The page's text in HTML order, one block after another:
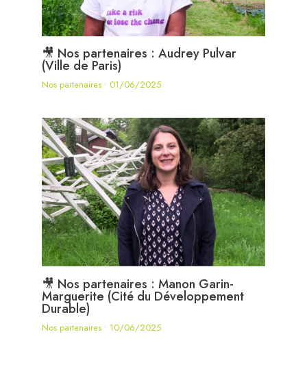
🎥 Nos partenaires : Audrey Pulvar
(Ville de Paris)
Nos partenaires • 01/06/2025
🎥 Nos partenaires : Manon Garin-
Marguerite (Cité du Développement
Durable)
Nos partenaires • 10/06/2025